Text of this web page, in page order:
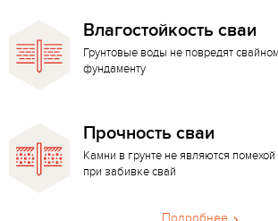
Влагостойкость сваи
Грунтовые воды не повредят
фундаменту
Прочность сваи
Камни в грунте не являются помехой
при забивке свай
Подробнее